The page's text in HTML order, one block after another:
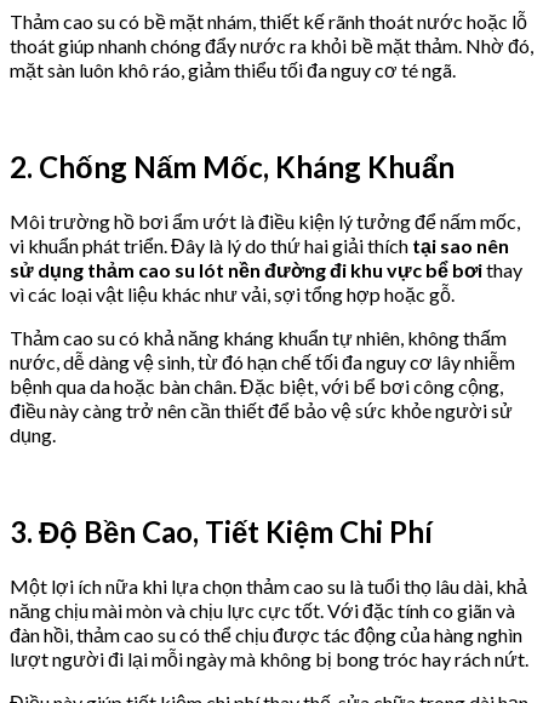
Thảm cao su có bề mặt nhám, thiết kế rãnh thoát nước hoặc lỗ
thoát giúp nhanh chóng đẩy nước ra khỏi bề mặt thảm. Nhờ đó,
mặt sàn luôn khô ráo, giảm thiểu tối đa nguy cơ té ngã.
2. Chống Nấm Mốc, Kháng Khuẩn
Môi trường hồ bơi ẩm ướt là điều kiện lý tưởng để nấm mốc,
vi khuẩn phát triển. Đây là lý do thứ hai giải thích tại sao nên
sử dụng thảm cao su lót nền đường đi khu vực bể bơithay
vì các loại vật liệu khác như vải, sợi tổng hợp hoặc gỗ.
Thảm cao su có khả năng kháng khuẩn tự nhiên, không thấm
nước, dễ dàng vệ sinh, từ đó hạn chế tối đa nguy cơ lây nhiễm
bệnh qua da hoặc bàn chân. Đặc biệt, với bể bơi công cộng,
điều này càng trở nên cần thiết để bảo vệ sức khỏe người sử
dụng.
3. Độ Bền Cao, Tiết Kiệm Chi Phí
Một lợi ích nữa khi lựa chọn thảm cao su là tuổi thọ lâu dài, khả
năng chịu mài mòn và chịu lực cực tốt. Với đặc tính co giãn và
đàn hồi, thảm cao su có thể chịu được tác động của hàng nghìn
lượt người đi lại mỗi ngày mà không bị bong tróc hay rách nứt.